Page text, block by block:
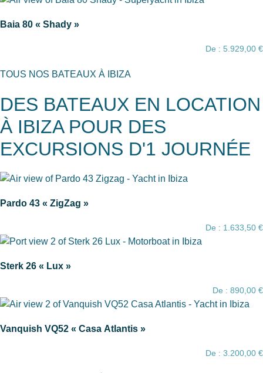
Baia 80 « Shady »
De : 5.929,00 €
TOUS NOS BATEAUX À IBIZA
DES BATEAUX EN LOCATION
À IBIZA POUR DES
EXCURSIONS D'1 JOURNÉE
Pardo 43 « ZigZag »
De : 1.633,50 €
Sterk 26 « Lux »
De : 890,00 €
Vanquish VQ52 « Casa Atlantis »
De : 3.200,00 €